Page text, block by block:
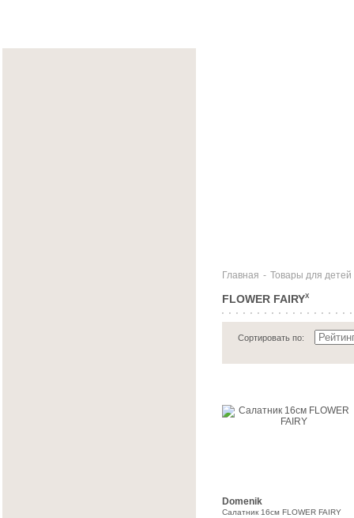
Главная - Товары для детей
FLOWER FAIRYX
Сортировать по:
Domenik
Салатник 16см FLOWER FAIRY